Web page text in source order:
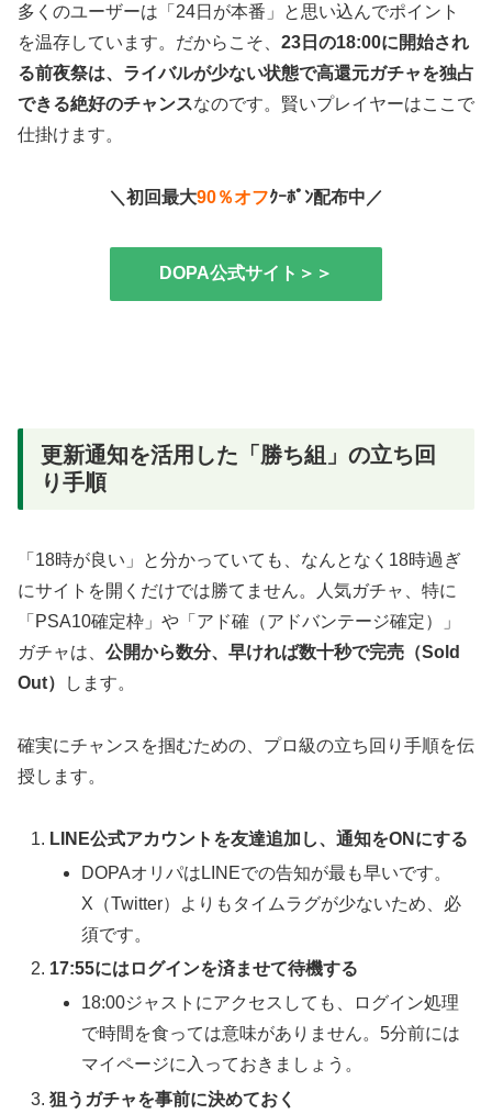
多くのユーザーは「24日が本番」と思い込んでポイント
を温存しています。だからこそ、 23日の18:00に開始され
る前夜祭は、ライバルが少ない状態で高還元ガチャを独占
できる絶好のチャンスなのです。賢いプレイヤーはここで
仕掛けます。
＼初回最大90％オフｸｰﾎﾟﾝ配布中／
DOPA公式サイト＞＞
更新通知を活用した「勝ち組」の立ち回
り手順
「18時が良い」と分かっていても、なんとなく18時過ぎ
にサイトを開くだけでは勝てません。人気ガチャ、特に
「PSA10確定枠」や「アド確（アドバンテージ確定）」
ガチャは、 公開から数分、早ければ数十秒で完売（Sold
Out）
します。
確実にチャンスを掴むための、プロ級の立ち回り手順を伝
授します。
LINE公式アカウントを友達追加し、通知をONにする
DOPAオリパはLINEでの告知が最も早いです。
X（Twitter）よりもタイムラグが少ないため、必
須です。
17:55にはログインを済ませて待機する
18:00ジャストにアクセスしても、ログイン処理
で時間を食っては意味がありません。5分前には
マイページに入っておきましょう。
狙うガチャを事前に決めておく